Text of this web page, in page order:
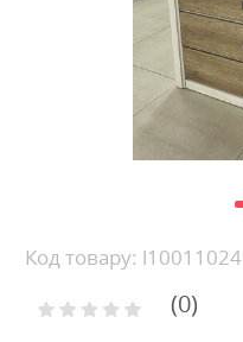
Skip
the
Код товару: l10011024
Рейтинг: 0